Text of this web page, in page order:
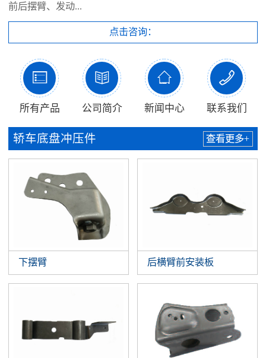
前后摆臂、发动...
点击咨询：

所有产品

公司简介

新闻中心

联系我们
轿车底盘冲压件 查看更多+
下摆臂 后横臂前安装板